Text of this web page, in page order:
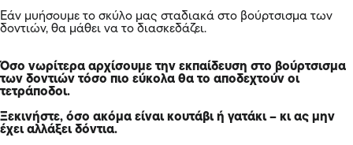
Εάν μυήσουμε το σκύλο μας σταδιακά στο βούρτσισμα των
δοντιών, θα μάθει να το διασκεδάζει.
Όσο νωρίτερα αρχίσουμε την εκπαίδευση στο βούρτσισμα
των δοντιών τόσο πιο εύκολα θα το αποδεχτούν οι
τετράποδοι.
Ξεκινήστε, όσο ακόμα είναι κουτάβι ή γατάκι – κι ας μην
έχει αλλάξει δόντια.